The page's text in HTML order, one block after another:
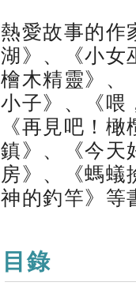
熱愛故事的作
湖》、《小女
檜木精靈》、
小子》、《喂
《再見吧！
鎮》、《今天
房》、《螞蟻
神的釣竿》等
目錄